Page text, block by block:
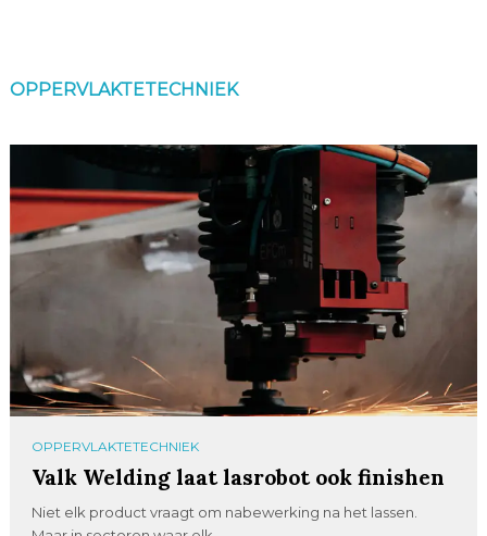
OPPERVLAKTETECHNIEK
OPPERVLAKTETECHNIEK
Valk Welding laat lasrobot ook finishen
Niet elk product vraagt om nabewerking na het lassen.